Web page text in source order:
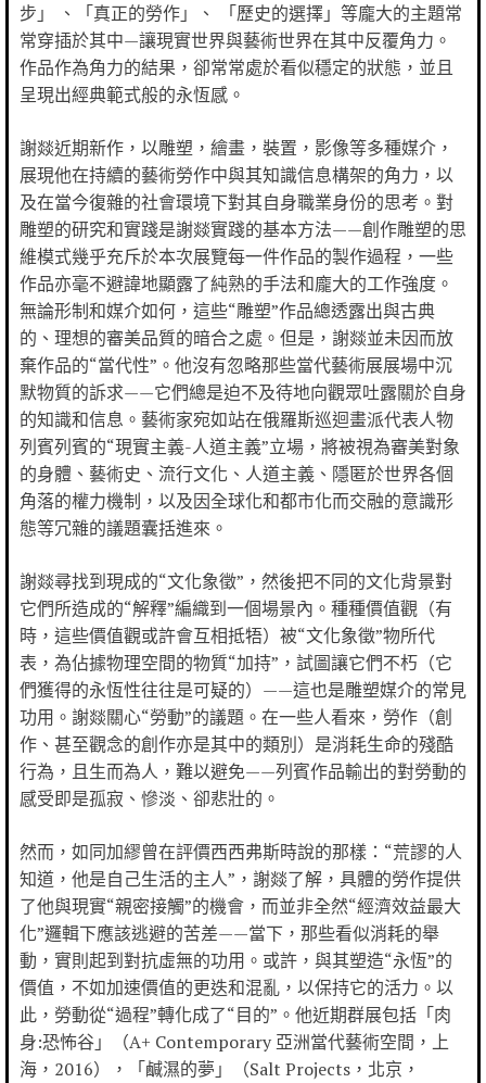
步」 、「真正的勞作」、 「歷史的選擇」等龐大的主題常
常穿插於其中—讓現實世界與藝術世界在其中反覆角力。
作品作為角力的結果，卻常常處於看似穩定的狀態，並且
呈現出經典範式般的永恆感。
謝燚近期新作，以雕塑，繪畫，裝置，影像等多種媒介，
展現他在持續的藝術勞作中與其知識信息構架的角力，以
及在當今復雜的社會環境下對其自身職業身份的思考。對
雕塑的研究和實踐是謝燚實踐的基本方法——創作雕塑的思
維模式幾乎充斥於本次展覽每一件作品的製作過程，一些
作品亦毫不避諱地顯露了純熟的手法和龐大的工作強度。
無論形制和媒介如何，這些“雕塑”作品總透露出與古典
的、理想的審美品質的暗合之處。但是，謝燚並未因而放
棄作品的“當代性”。他沒有忽略那些當代藝術展展場中沉
默物質的訴求——它們總是迫不及待地向觀眾吐露關於自身
的知識和信息。藝術家宛如站在俄羅斯巡迴畫派代表人物
列賓列賓的“現實主義-人道主義”立場，將被視為審美對象
的身體、藝術史、流行文化、人道主義、隱匿於世界各個
角落的權力機制，以及因全球化和都市化而交融的意識形
態等冗雜的議題囊括進來。
謝燚尋找到現成的“文化象徵”，然後把不同的文化背景對
它們所造成的“解釋”編織到一個場景內。種種價值觀（有
時，這些價值觀或許會互相抵牾）被“文化象徵”物所代
表，為佔據物理空間的物質“加持”，試圖讓它們不朽（它
們獲得的永恆性往往是可疑的）——這也是雕塑媒介的常見
功用。謝燚關心“勞動”的議題。在一些人看來，勞作（創
作、甚至觀念的創作亦是其中的類別）是消耗生命的殘酷
行為，且生而為人，難以避免——列賓作品輸出的對勞動的
感受即是孤寂、慘淡、卻悲壯的。
然而，如同加繆曾在評價西西弗斯時說的那樣：“荒謬的人
知道，他是自己生活的主人”，謝燚了解，具體的勞作提供
了他與現實“親密接觸”的機會，而並非全然“經濟效益最大
化”邏輯下應該逃避的苦差——當下，那些看似消耗的舉
動，實則起到對抗虛無的功用。或許，與其塑造“永恆”的
價值，不如加速價值的更迭和混亂，以保持它的活力。以
此，勞動從“過程”轉化成了“目的”。他近期群展包括「肉
身:恐怖谷」（A+ Contemporary 亞洲當代藝術空間，上
海，2016），「鹹濕的夢」（Salt Projects，北京，